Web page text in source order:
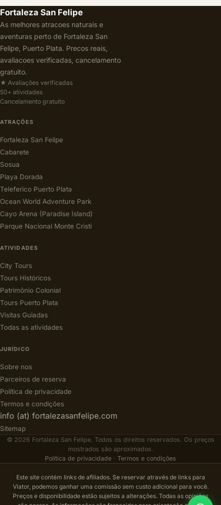
Fortaleza San Felipe
As melhores atracoes naturais e
aventuras perto de Fortaleza San
Felipe, Puerto Plata. Precos reais,
avaliacoes verificadas, cancelamento
gratuito.
★ Avaliações verificadas
50+ atividades
Cancelamento gratuito
ATRAÇÕES
Fortaleza San Felipe
Cabarete
Sosua
Playa Dorada
Teleferico Puerto Plata
Ocean World Adventure Park
Cayo Arena (Paradise Island)
Parque Nacional Monte Cristi
ATIVIDADES
City Tours
Tours Históricos
Patrimônio Colonial
Tours Puerto Plata
Visitas Guiadas
Todas as atividades
JURÍDICO
Sobre nos
Parceiros de reserva
Política de privacidade
Termos e condições
info (at) fortalezasanfelipe.com
Sitemap
© 2026 Fortaleza San Felipe. Todos os direitos reservados. Os preços
mostrados são aproximados.
Política de privacidade · Termos e condições
Este site contém links de afiliados. Se reservar através de links para
Viator, podemos ganhar uma comissão sem custo adicional para você.
Preços e disponibilidade estão sujeitos a alterações. Todas as opiniões